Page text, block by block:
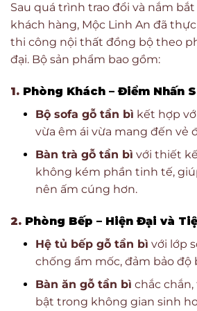
Sau quá trình trao đổi và nắm
khách hàng, Mộc Linh An đã
thi công nội thất đồng bộ theo
đại. Bộ sản phẩm bao gồm:
1. Phòng Khách – Điểm Nhấn
Bộ sofa gỗ tần bì kết hợp
vừa êm ái vừa mang đến vẻ
Bàn trà gỗ tần bì với thiết
không kém phần tinh tế,
nên ấm cúng hơn.
2. Phòng Bếp – Hiện Đại và
Hệ tủ bếp gỗ tần bì với lớp
chống ẩm mốc, đảm bảo độ
Bàn ăn gỗ tần bì chắc
bật trong không gian sinh